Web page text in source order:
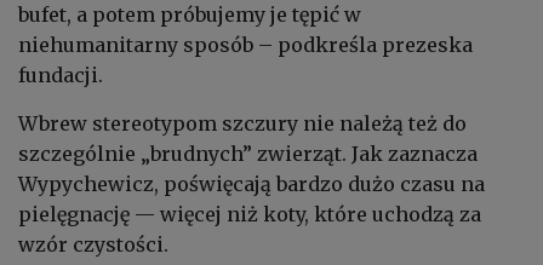
bufet, a potem próbujemy je tępić w
niehumanitarny sposób – podkreśla prezeska
fundacji.
Wbrew stereotypom szczury nie należą też do
szczególnie „brudnych” zwierząt. Jak zaznacza
Wypychewicz, poświęcają bardzo dużo czasu na
pielęgnację — więcej niż koty, które uchodzą za
wzór czystości.